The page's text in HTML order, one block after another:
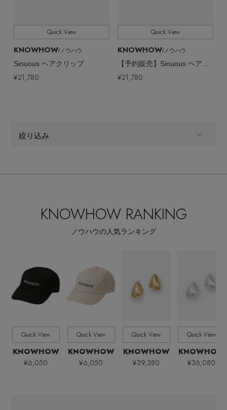
Quick View
KNOWHOW/ノウハウ
Sinuous ヘアクリップ
¥21,780
Quick View
KNOWHOW/ノウハウ
¥21,780
絞り込み
全てのカラー
価格 全ての価格
KNOWHOW RANKING
ノウハウの人気ランキング
Quick View
KNOWHOW
¥6,050
Quick View
KNOWHOW
¥6,050
Quick View
KNOWHOW
¥39,380
Quick View
KNOWHOW
¥36,080